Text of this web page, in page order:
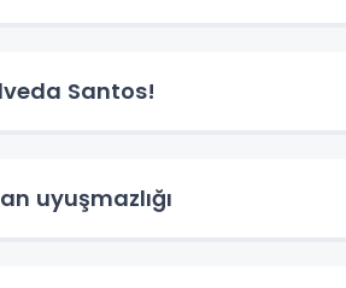
Santos!
uyuşmazlığı